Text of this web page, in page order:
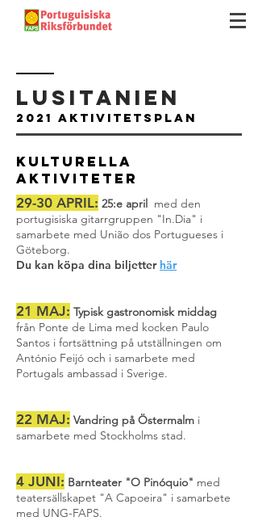
LUSITANIEN
2021 AKTIVITETSPLAN
KULTURELLA
AKTIVITETER
29-30 APRIL: 25:e april med den
portugisiska gitarrgruppen "In.Dia" i
samarbete med União dos Portugueses i
Göteborg.
Du kan köpa dina biljetter här
21 MAJ: Typisk gastronomisk middag
från Ponte de Lima med kocken Paulo
Santos i fortsättning på utställningen om
António Feijó och i samarbete med
Portugals ambassad i Sverige.
22 MAJ: Vandring på Östermalm i
samarbete med Stockholms stad.
4 JUNI: Barnteater "O Pinóquio" med
teatersällskapet "A Capoeira" i samarbete
med UNG-FAPS.